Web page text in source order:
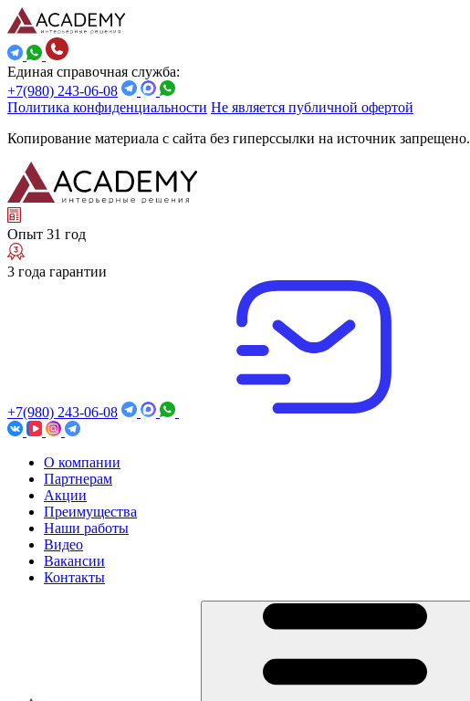
Единая справочная служба:
+7(980) 243-06-08
Политика конфиденциальности Не является публичной офертой
Копирование материала с сайта без гиперссылки на источник запрещено.
Опыт 31 год
3 года гарантии
+7(980) 243-06-08
О компании
Партнерам
Акции
Преимущества
Наши работы
Видео
Вакансии
Контакты